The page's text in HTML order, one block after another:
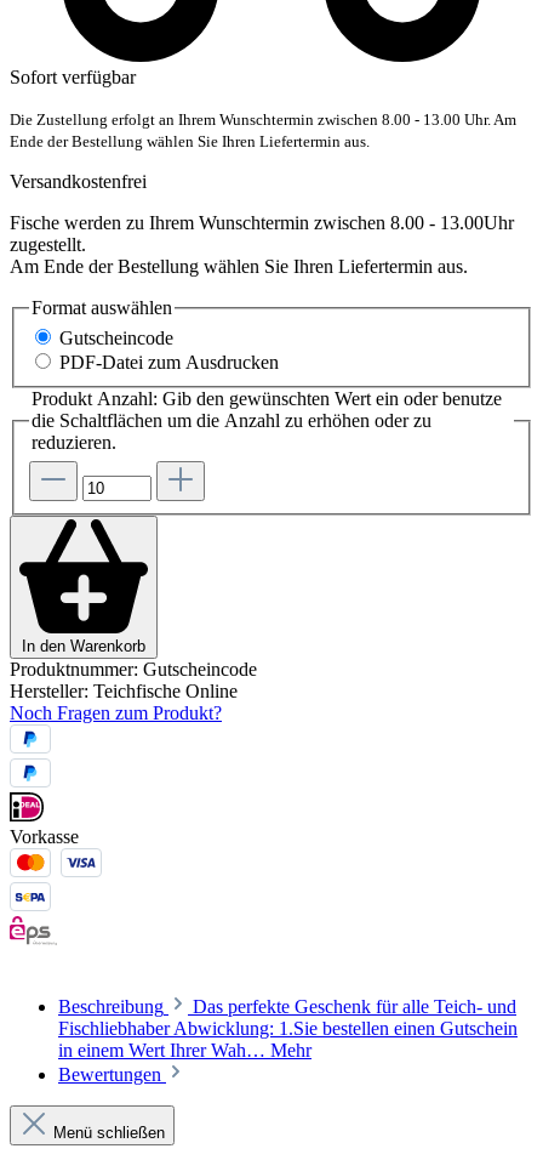
Sofort verfügbar
Die Zustellung erfolgt an Ihrem Wunschtermin zwischen 8.00 - 13.00 Uhr. Am
Ende der Bestellung wählen Sie Ihren Liefertermin aus.
Versandkostenfrei
Fische werden zu Ihrem Wunschtermin zwischen 8.00 - 13.00Uhr
zugestellt.
Am Ende der Bestellung wählen Sie Ihren Liefertermin aus.
Format auswählen
Gutscheincode
PDF-Datei zum Ausdrucken
Produkt Anzahl: Gib den gewünschten Wert ein oder benutze
die Schaltflächen um die Anzahl zu erhöhen oder zu
reduzieren.
In den Warenkorb
Produktnummer: Gutscheincode
Hersteller: Teichfische Online
Noch Fragen zum Produkt?
Vorkasse
Beschreibung
Das perfekte Geschenk für alle Teich- und
Fischliebhaber Abwicklung: 1.Sie bestellen einen Gutschein
in einem Wert Ihrer Wah… Mehr
Bewertungen
Menü schließen